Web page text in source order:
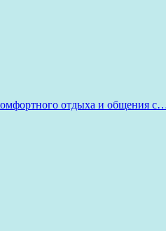
отдыха и общения